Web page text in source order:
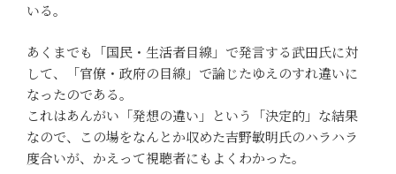
いる。
あくまでも「国民・生活者目線」で発言する武田氏に対
して、「官僚・政府の目線」で論じたゆえのすれ違いに
なったのである。
これはあんがい「発想の違い」という「決定的」な結果
なので、この場をなんとか収めた吉野敏明氏のハラハラ
度合いが、かえって視聴者にもよくわかった。